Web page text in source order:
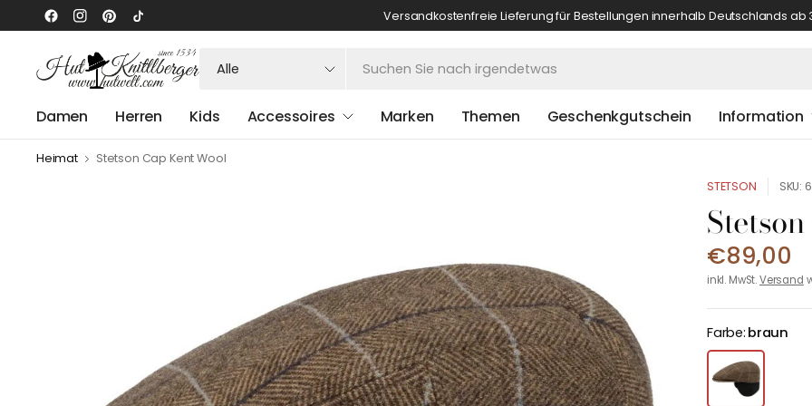
Versandkostenfreie Lieferung für Bestellungen innerhalb Deutschlands ab
Sie
irgendetwas
Damen Herren Kids Accessoires Marken Themen Geschenkgutschein Information
Heimat
Stetson Cap Kent Wool
STETSON
SKU:
€89,00
inkl. MwSt.Versand
Farbe: braun